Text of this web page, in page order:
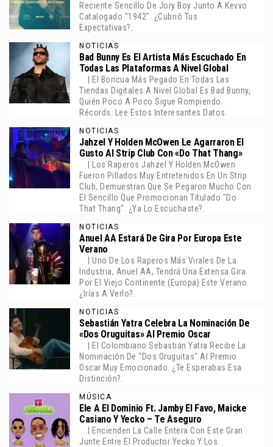
Reciente Sencillo De Jory Boy Junto A Kevvo
Catalogado "1942". ¿Cubrió Tus
Expectativas?.
NOTICIAS
Bad Bunny Es El Artista Más Escuchado En
Todas Las Plataformas A Nivel Global
| El Boricua Más Pegado En Todas Las
Tiendas Digitales A Nivel Global Es Bad Bunny,
Quién Poco A Poco Sigue Rompiendo
Récords. Lee Estos Interesantes Datos.
NOTICIAS
Jahzel Y Holden McOwen Le Agarraron El
Gusto Al Strip Club Con «Do That Thang»
| Los Raperos Jahzel Y Holden McOwen
Fueron Pillados Muy Entretenidos En Un Strip
Club, Demuestran Que Se Pegaron Mucho Con
El Sencillo Que Promocionan Titulado "Do
That Thang". ¿Ya Lo Escuchaste?.
NOTICIAS
Anuel AA Estará De Gira Por Europa Este
Verano
| Uno De Los Raperos Más Virales De La
Industria, Anuel AA, Tendrá Una Extensa Gira
Por El Viejo Continente (Europa) Este Verano.
¿Irías A Verlo?.
NOTICIAS
Sebastián Yatra Celebra La Nominación De
«Dos Oruguitas» Al Premio Oscar
| El Colombiano Sebastián Yatra Recibe La
Nominación De "Dos Oruguitas" Al Premio
Oscar Muy Emocionado. ¿Te Esperabas Esa
Distinción?.
MÚSICA
Ele A El Dominio Ft. Jamby El Favo, Maicke
Casiano Y Yecko – Te Aseguro
| Encienden La Calle Entera Con Este Gran
Junte Entre El Productor Yecko Y Los